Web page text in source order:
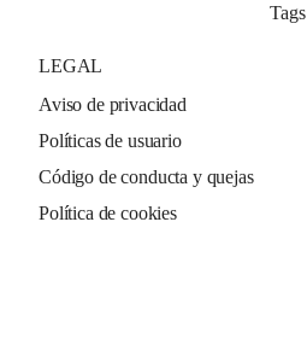
Tags
LEGAL
Aviso de privacidad
Políticas de usuario
Código de conducta y quejas
Política de cookies